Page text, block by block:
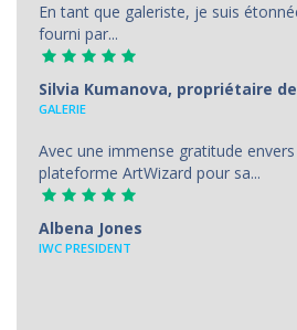
En tant que galeriste, je suis
fourni par...
Silvia Kumanova, propriétaire
GALERIE
Avec une immense gratitude
plateforme ArtWizard pour sa...
Albena Jones
IWC PRESIDENT